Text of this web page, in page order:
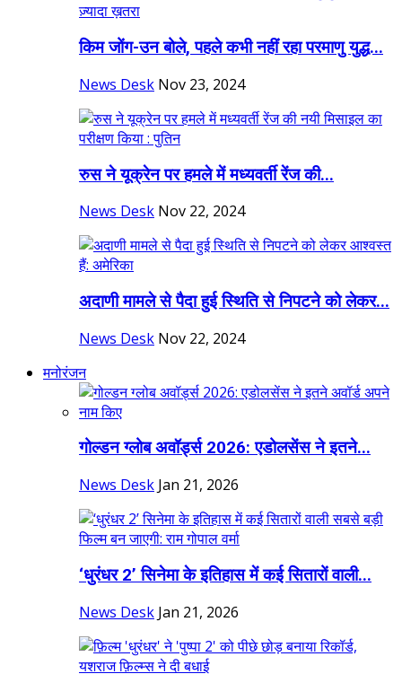
किम जोंग-उन बोले, पहले कभी नहीं रहा परमाणु युद्ध...
News Desk Nov 23, 2024
रुस ने यूक्रेन पर हमले में मध्यवर्ती रेंज की...
News Desk Nov 22, 2024
अदाणी मामले से पैदा हुई स्थिति से निपटने को लेकर...
News Desk Nov 22, 2024
मनोरंजन
गोल्डन ग्लोब अवॉर्ड्स 2026: एडोलसेंस ने इतने...
News Desk Jan 21, 2026
‘धुरंधर 2’ सिनेमा के इतिहास में कई सितारों वाली...
News Desk Jan 21, 2026